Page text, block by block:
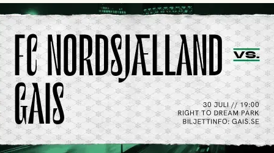
tennissiffror och det grönsvarta europaäventyret tog slut.